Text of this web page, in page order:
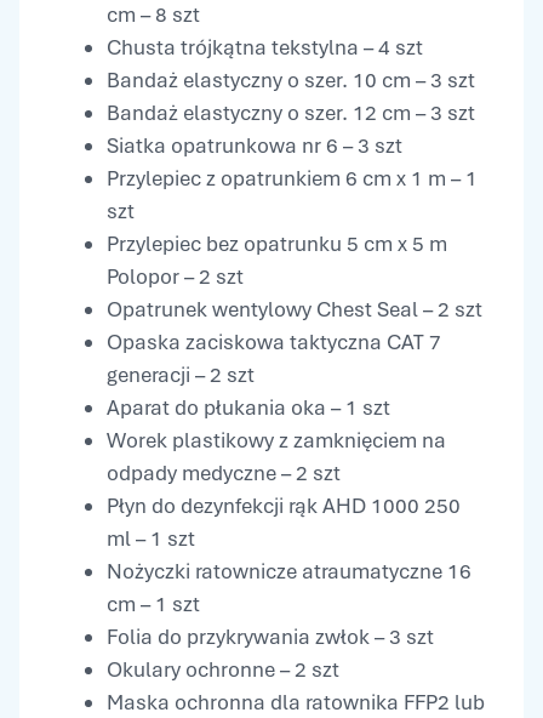
cm – 8 szt
Chusta trójkątna tekstylna – 4 szt
Bandaż elastyczny o szer. 10 cm – 3 szt
Bandaż elastyczny o szer. 12 cm – 3 szt
Siatka opatrunkowa nr 6 – 3 szt
Przylepiec z opatrunkiem 6 cm x 1 m – 1
szt
Przylepiec bez opatrunku 5 cm x 5 m
Polopor – 2 szt
Opatrunek wentylowy Chest Seal – 2 szt
Opaska zaciskowa taktyczna CAT 7
generacji – 2 szt
Aparat do płukania oka – 1 szt
Worek plastikowy z zamknięciem na
odpady medyczne – 2 szt
Płyn do dezynfekcji rąk AHD 1000 250
ml – 1 szt
Nożyczki ratownicze atraumatyczne 16
cm – 1 szt
Folia do przykrywania zwłok – 3 szt
Okulary ochronne – 2 szt
Maska ochronna dla ratownika FFP2 lub